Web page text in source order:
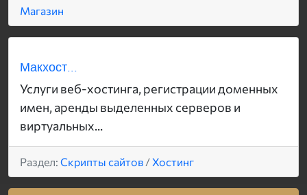
Магазин
Макхост...
Услуги веб-хостинга, регистрации доменных
имен, аренды выделенных серверов и
виртуальных...
Раздел: Скрипты сайтов /Хостинг